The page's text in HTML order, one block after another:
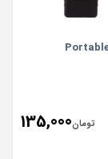
تومان135,000